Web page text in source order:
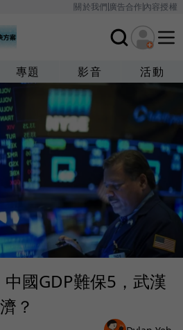
關於我們廣告合作內容授權
專題 影音 活動
中國GDP難保5，武漢
？